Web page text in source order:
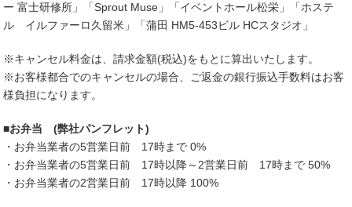
ー 富士研修所」「Sprout Muse」「イベントホール松栄」「ホステ
ル イルファーロ久留米」「蒲田 HM5-453ビル HCスタジオ」
※キャンセル料金は、請求金額(税込)をもとに算出いたします。
※お客様都合でのキャンセルの場合、ご返金の銀行振込手数料はお客
様負担になります。
■お弁当 (弊社パンフレット)
・お弁当業者の5営業日前 17時まで 0%
・お弁当業者の5営業日前 17時以降～2営業日前 17時まで 50%
・お弁当業者の2営業日前 17時以降 100%